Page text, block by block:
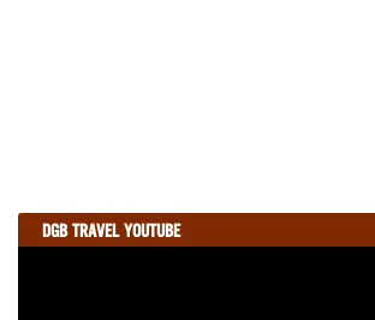
DGB TRAVEL YOUTUBE